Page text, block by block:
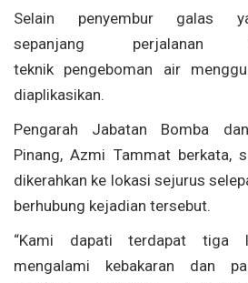
Selain penyembur galas
sepanjang perjalanan
teknik pengeboman air
diaplikasikan.
Pengarah Jabatan Bomba
Pinang, Azmi Tammat berkata,
dikerahkan ke lokasi sejurus
berhubung kejadian tersebut.
“Kami dapati terdapat tiga
mengalami kebakaran dan